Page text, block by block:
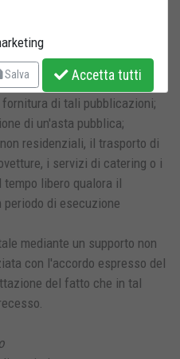
o video sigillate o di
sono stati aperti dopo la
e riviste ad eccezione dei
di tali pubblicazioni;
di un'asta pubblica;
residenziali, il trasporto di
i servizi di catering o i
libero qualora il
periodo di esecuzione
mediante un supporto non
con l'accordo espresso del
del fatto che in tal
Salva Accetta tutti